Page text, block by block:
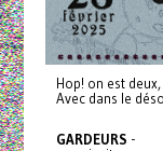
Hop! on est
Avec dans le
GARDEURS -